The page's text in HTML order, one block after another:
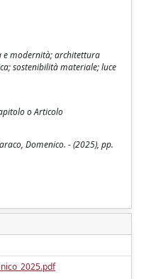
e modernità; architettura
sostenibilità materiale; luce
o Articolo
Domenico. - (2025), pp.